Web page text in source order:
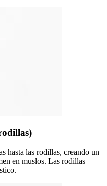
hasta las rodillas, creando un
en muslos. Las rodillas